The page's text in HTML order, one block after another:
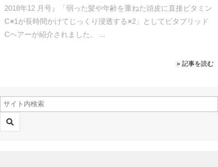
2018年12 月号』
「弱った髪や年齢を重ねた頭皮に直接ビタミン
C※1が長時間かけてじっくり浸透する※2」としてビタブリッド
Cヘアーが紹介されました。 ...
» 記事を読む